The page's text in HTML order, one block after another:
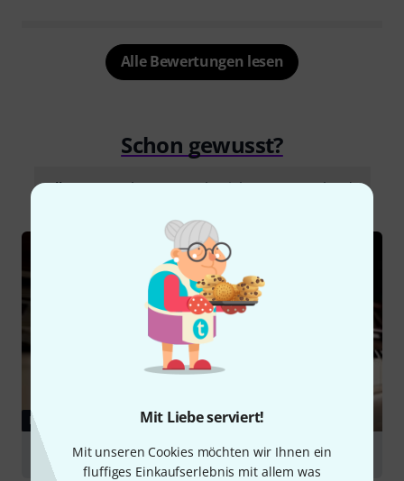
Mit Liebe serviert!
Mit unseren Cookies möchten wir Ihnen ein
fluffiges Einkaufserlebnis mit allem was
Alle Bewertungen lesen
Schon gewusst?
Alle Ratgeber Testberichte Downloads
RATGEBER
Digitalpianos